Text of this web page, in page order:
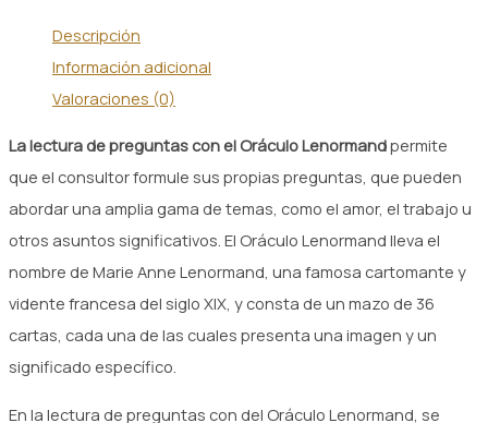
Descripción
Información adicional
Valoraciones (0)
La lectura de preguntas con el Oráculo Lenormandpermite
que el consultor formule sus propias preguntas, que pueden
abordar una amplia gama de temas, como el amor, el trabajo u
otros asuntos significativos. El Oráculo Lenormand lleva el
nombre de Marie Anne Lenormand, una famosa cartomante y
vidente francesa del siglo XIX, y consta de un mazo de 36
cartas, cada una de las cuales presenta una imagen y un
significado específico.
En la lectura de preguntas con del Oráculo Lenormand, se